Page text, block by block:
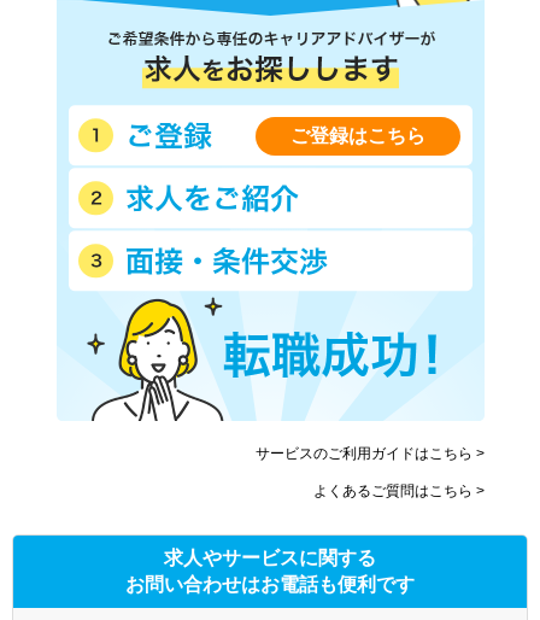
ご登録はこちら
サービスのご利用ガイドはこちら >
よくあるご質問はこちら >
求人やサービスに関する
お問い合わせはお電話も便利です